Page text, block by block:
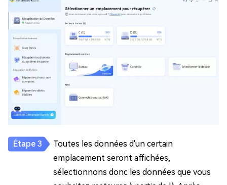
Toutes les données d'un certain
emplacement seront affichées,
sélectionnons donc les données que vous